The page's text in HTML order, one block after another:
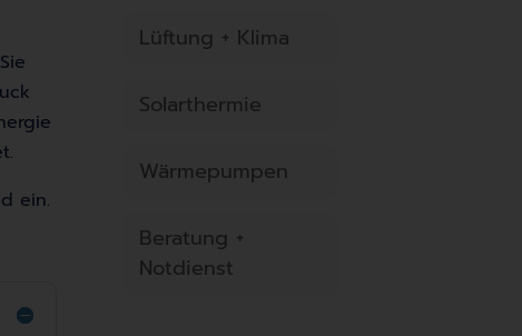
ein.
Lüftung + Klima
Solarthermie
Wärmepumpen
Beratung +
Notdienst